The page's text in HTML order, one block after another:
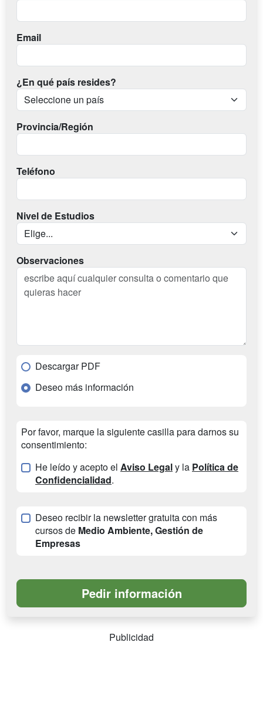
Email
¿En qué país resides?
Provincia/Región
Teléfono
Nivel de Estudios
Observaciones
Descargar PDF
Deseo más información
Por favor, marque la siguiente casilla para darnos su
consentimiento:
He leído y acepto el Aviso Legaly la Política de
Confidencialidad.
Deseo recibir la newsletter gratuita con más
cursos de Medio Ambiente, Gestión de
Empresas
Publicidad